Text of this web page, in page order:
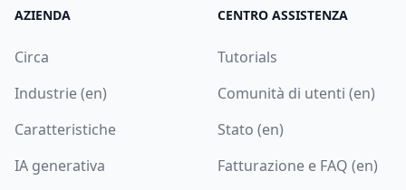
AZIENDA
Circa
Industrie (en)
Caratteristiche
IA generativa
CENTRO ASSISTENZA
Tutorials
Comunità di utenti (en)
Stato (en)
Fatturazione e FAQ (en)